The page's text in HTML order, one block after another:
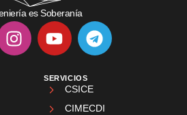
es Soberanía
SERVICIOS
CSICE
CIMECDI